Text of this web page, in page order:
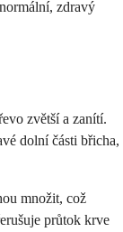
zdravý
zvětší a zanítí.
dolní části břicha,
množit, což
průtok krve